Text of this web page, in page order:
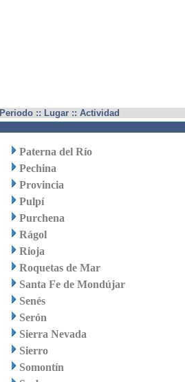
Periodo :: Lugar :: Actividad
Paterna del Río
Pechina
Provincia
Pulpí
Purchena
Rágol
Rioja
Roquetas de Mar
Santa Fe de Mondújar
Senés
Serón
Sierra Nevada
Sierro
Somontín